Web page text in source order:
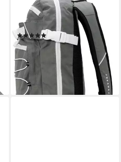
BRANDIT
Freizeitrucksack Forvert
Louis Ice Rucksack
ab 44,99 € UVP59,99 €
-25%
lieferbar - in 2-3 Werktagen bei dir